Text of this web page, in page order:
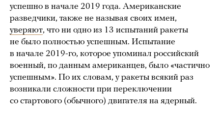
успешно в начале 2019 года. Американские
разведчики, также не называя своих имен,
уверяют, что ни одно из 13 испытаний ракеты
не было полностью успешным. Испытание
в начале 2019-го, которое упоминал российский
военный, по данным американцев, было «частично
успешным». По их словам, у ракеты всякий раз
возникали сложности при переключении
со стартового (обычного) двигателя на ядерный.